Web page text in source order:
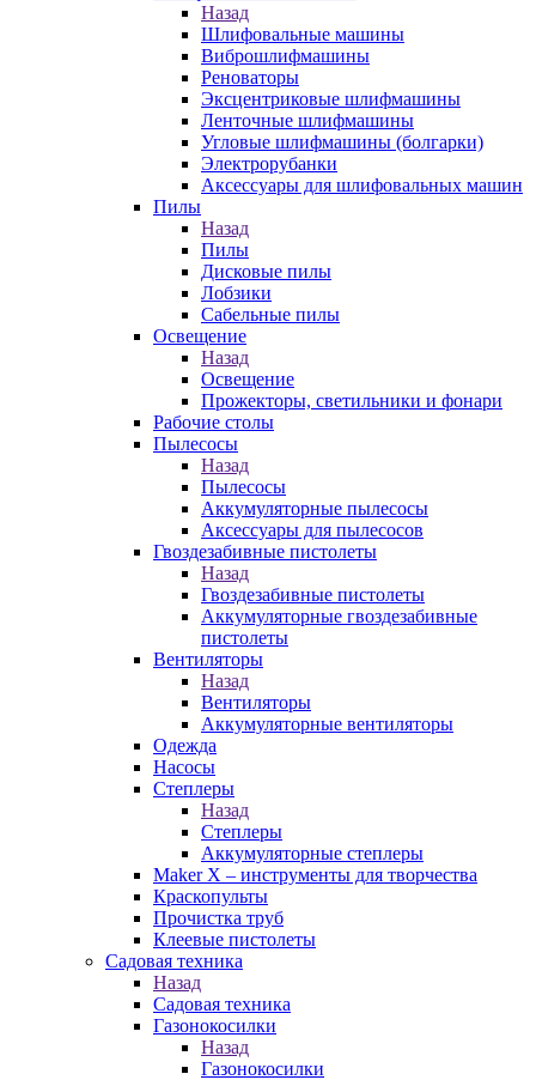
Назад
Шлифовальные машины
Виброшлифмашины
Реноваторы
Эксцентриковые шлифмашины
Ленточные шлифмашины
Угловые шлифмашины (болгарки)
Электрорубанки
Аксессуары для шлифовальных машин
Пилы
Назад
Пилы
Дисковые пилы
Лобзики
Сабельные пилы
Освещение
Назад
Освещение
Прожекторы, светильники и фонари
Рабочие столы
Пылесосы
Назад
Пылесосы
Аккумуляторные пылесосы
Аксессуары для пылесосов
Гвоздезабивные пистолеты
Назад
Гвоздезабивные пистолеты
Аккумуляторные гвоздезабивные
пистолеты
Вентиляторы
Назад
Вентиляторы
Аккумуляторные вентиляторы
Одежда
Насосы
Степлеры
Назад
Степлеры
Аккумуляторные степлеры
Maker X – инструменты для творчества
Краскопульты
Прочистка труб
Клеевые пистолеты
Садовая техника
Назад
Садовая техника
Газонокосилки
Назад
Газонокосилки